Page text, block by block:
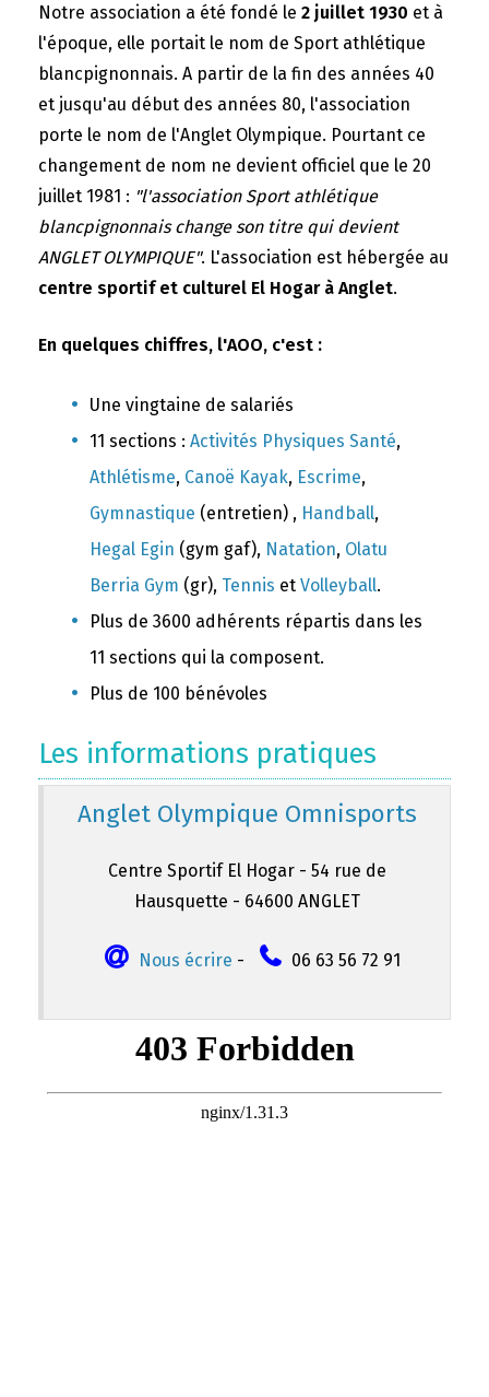
Notre association a été fondé le 2 juillet 1930 et à
l'époque, elle portait le nom de Sport athlétique
blancpignonnais. A partir de la fin des années 40
et jusqu'au début des années 80, l'association
porte le nom de l'Anglet Olympique. Pourtant ce
changement de nom ne devient officiel que le 20
juillet 1981 : "l'association Sport athlétique
blancpignonnais change son titre qui devient
ANGLET OLYMPIQUE". L'association est hébergée au
centre sportif et culturel El Hogar à Anglet.
En quelques chiffres, l'AOO, c'est :
Une vingtaine de salariés
11 sections : Activités Physiques Santé,
Athlétisme, Canoë Kayak, Escrime,
Gymnastique (entretien) , Handball,
Hegal Egin (gym gaf), Natation, Olatu
Berria Gym (gr), Tennis et Volleyball.
Plus de 3600 adhérents répartis dans les
11 sections qui la composent.
Plus de 100 bénévoles
Les informations pratiques
Anglet Olympique Omnisports
Centre Sportif El Hogar - 54 rue de
Hausquette - 64600 ANGLET
Nous écrire - 06 63 56 72 91